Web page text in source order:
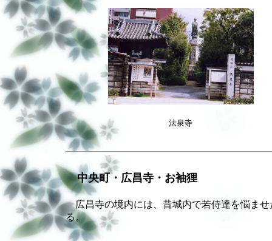
法泉寺
中央町・広昌寺・お袖狸
広昌寺の境内には、昔城内で若侍達を悩ま
る。